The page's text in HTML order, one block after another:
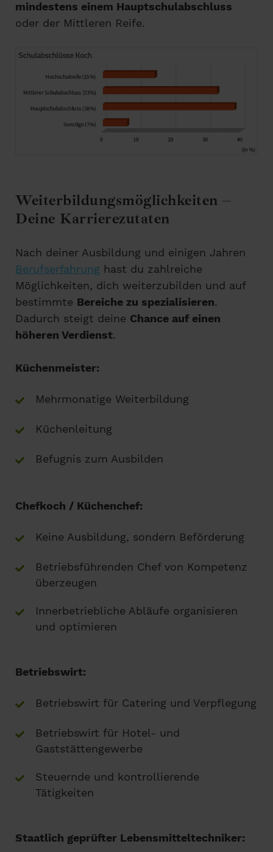
mindestens einem Hauptschulabschluss
oder der Mittleren Reife.
Weiterbildungsmöglichkeiten –
Deine Karrierezutaten
Nach deiner Ausbildung und einigen Jahren
Berufserfahrung hast du zahlreiche
Möglichkeiten, dich weiterzubilden und auf
bestimmte Bereiche zu spezialisieren.
Dadurch steigt deine Chance auf einen
höheren Verdienst.
Küchenmeister:
Mehrmonatige Weiterbildung
Küchenleitung
Befugnis zum Ausbilden
Chefkoch / Küchenchef:
Keine Ausbildung, sondern Beförderung
Betriebsführenden Chef von Kompetenz
überzeugen
Innerbetriebliche Abläufe organisieren
und optimieren
Betriebswirt:
Betriebswirt für Catering und Verpflegung
Betriebswirt für Hotel- und
Gaststättengewerbe
Steuernde und kontrollierende
Tätigkeiten
Staatlich geprüfter Lebensmitteltechniker: